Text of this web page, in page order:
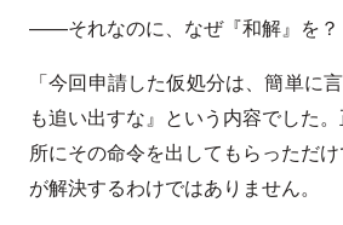
——それなのに、なぜ『和解』を？
「今回申請した仮処分は、簡単に
も追い出すな』という内容でした
所にその命令を出してもらっただ
が解決するわけではありません。